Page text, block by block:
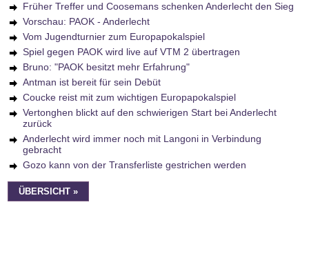
Früher Treffer und Coosemans schenken Anderlecht den Sieg
Vorschau: PAOK - Anderlecht
Vom Jugendturnier zum Europapokalspiel
Spiel gegen PAOK wird live auf VTM 2 übertragen
Bruno: "PAOK besitzt mehr Erfahrung"
Antman ist bereit für sein Debüt
Coucke reist mit zum wichtigen Europapokalspiel
Vertonghen blickt auf den schwierigen Start bei Anderlecht
zurück
Anderlecht wird immer noch mit Langoni in Verbindung
gebracht
Gozo kann von der Transferliste gestrichen werden
ÜBERSICHT »